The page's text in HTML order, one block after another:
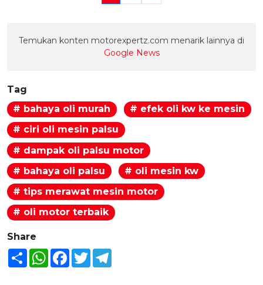
Temukan konten motorexpertz.com menarik lainnya di
Google News
Tag
# bahaya oli murah
# efek oli kw ke mesin
# ciri oli mesin palsu
# dampak oli palsu motor
# bahaya oli palsu
# oli mesin kw
# tips merawat mesin motor
# oli motor terbaik
Share
Share WhatsAppFacebook
Twitter